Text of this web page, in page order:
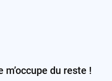
m’occupe du reste !